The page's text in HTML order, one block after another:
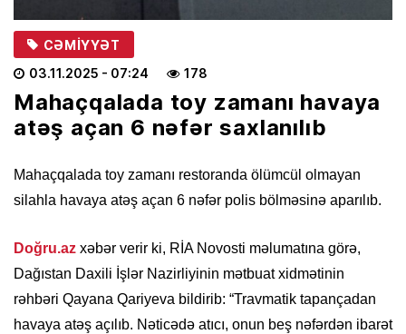
CƏMIYYƏT
03.11.2025 - 07:24 178
Mahaçqalada toy zamanı havaya
atəş açan 6 nəfər saxlanılıb
Mahaçqalada toy zamanı restoranda ölümcül olmayan
silahla havaya atəş açan 6 nəfər polis bölməsinə aparılıb.
Doğru.az xəbər verir ki, RİA Novosti məlumatına görə,
Dağıstan Daxili İşlər Nazirliyinin mətbuat xidmətinin
rəhbəri Qayana Qariyeva bildirib: “Travmatik tapançadan
havaya atəş açılıb. Nəticədə atıcı, onun beş nəfərdən ibarət